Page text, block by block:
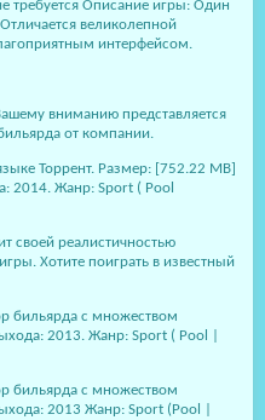
требуется Описание игры: Один
великолепной
интерфейсом.
вниманию представляется
от компании.
Торрент. Размер: [752.22 MB]
2014. Жанр: Sport ( Pool
своей реалистичностью
Хотите поиграть в известный
бильярда с множеством
2013. Жанр: Sport ( Pool |
бильярда с множеством
2013 Жанр: Sport (Pool |